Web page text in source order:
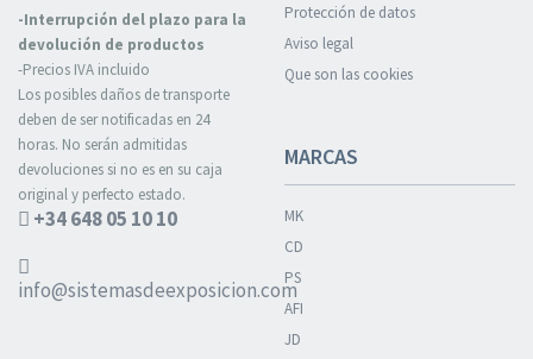
-Interrupción del plazo para la
devolución de productos
-Precios IVA incluido
Los posibles daños de transporte
deben de ser notificadas en 24
horas. No serán admitidas
devoluciones si no es en su caja
original y perfecto estado.
+34 648 05 10 10
info@sistemasdeexposicion.com
Protección de datos
Aviso legal
Que son las cookies
MARCAS
MK
CD
PS
AFI
JD